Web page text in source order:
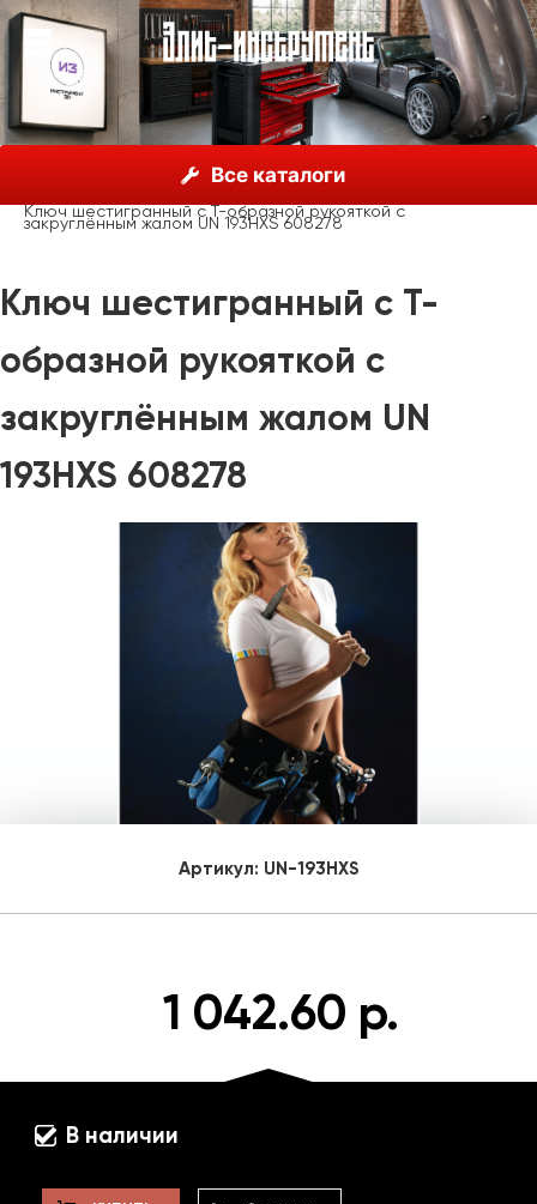
Все каталоги
Unior, Словения
Ключи шестигранные
Ключ шестигранный с Т-образной рукояткой с
закруглённым жалом UN 193HXS 608278
Ключ шестигранный с Т-
образной рукояткой с
закруглённым жалом UN
193HXS 608278
Артикул: UN-193HXS
1 042.60 р.
В наличии